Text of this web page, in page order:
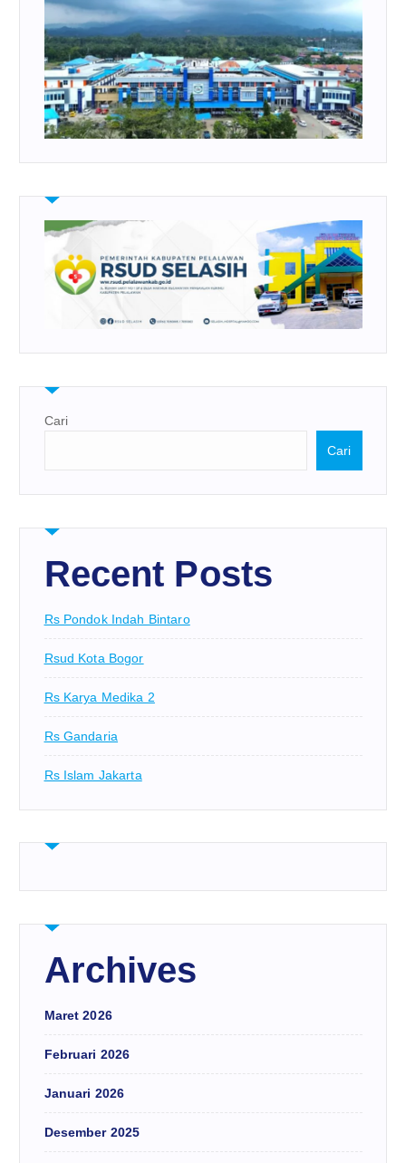
Cari
Cari
Recent Posts
Rs Pondok Indah Bintaro
Rsud Kota Bogor
Rs Karya Medika 2
Rs Gandaria
Rs Islam Jakarta
Archives
Maret 2026
Februari 2026
Januari 2026
Desember 2025